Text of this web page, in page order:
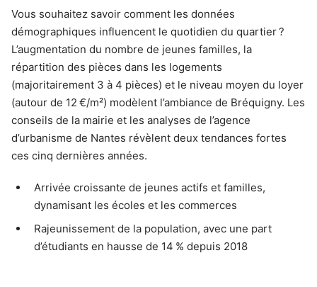
Vous souhaitez savoir comment les données
démographiques influencent le quotidien du quartier ?
L’augmentation du nombre de jeunes familles, la
répartition des pièces dans les logements
(majoritairement 3 à 4 pièces) et le niveau moyen du loyer
(autour de 12 €/m²) modèlent l’ambiance de Bréquigny. Les
conseils de la mairie et les analyses de l’agence
d’urbanisme de Nantes révèlent deux tendances fortes
ces cinq dernières années.
Arrivée croissante de jeunes actifs et familles,
dynamisant les écoles et les commerces
Rajeunissement de la population, avec une part
d’étudiants en hausse de 14 % depuis 2018